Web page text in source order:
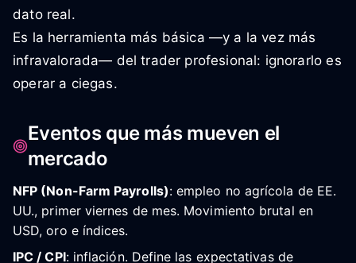
dato real.
Es la herramienta más básica —y a la vez más
infravalorada— del trader profesional: ignorarlo es
operar a ciegas.
Eventos que más mueven el
mercado
NFP (Non-Farm Payrolls): empleo no agrícola de EE.
UU., primer viernes de mes. Movimiento brutal en
USD, oro e índices.
IPC / CPI: inflación. Define las expectativas de